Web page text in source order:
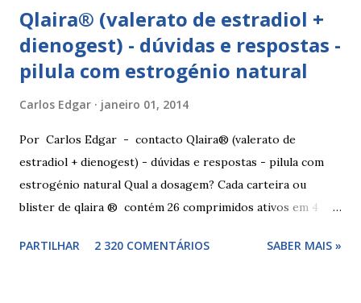
Qlaira® (valerato de estradiol +
dienogest) - dúvidas e respostas -
pilula com estrogénio natural
Carlos Edgar janeiro 01, 2014
Por Carlos Edgar - contacto Qlaira® (valerato de
estradiol + dienogest) - dúvidas e respostas - pilula com
estrogénio natural Qual a dosagem? Cada carteira ou
blister de qlaira ® contém 26 comprimidos ativos em 4
comprimidos inativos brancos na linha 4. Dosagem
PARTILHAR 2 320 COMENTÁRIOS SABER MAIS »